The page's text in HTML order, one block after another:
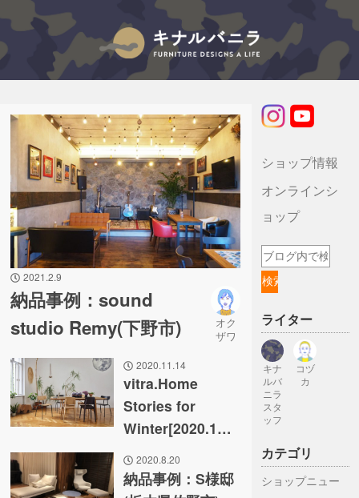
2021.2.9
納品事例：sound
studio Remy(下野市)
オク
ザワ
2020.11.14
vitra.Home
Stories for
Winter[2020.1…
2020.8.20
納品事例：S様邸
ショップ情報
オンラインシ
ョップ
ライター
キナ
ルバ
ニラ
スタ
ッフ
コヅ
カ
カテゴリ
ショップニュー